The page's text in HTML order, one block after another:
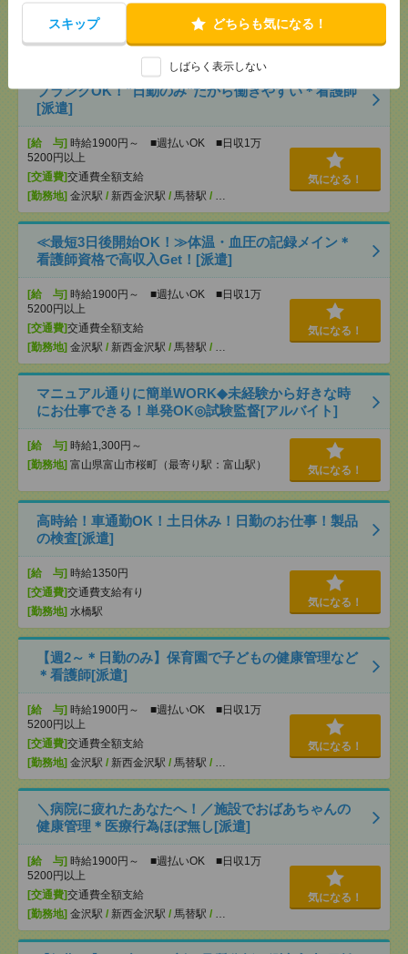
スキップ どちらも気になる！
しばらく表示しない
時給1900円～ ■週払いOK
[交通費]交通費全額支給
[勤務地]金沢駅/新西金沢駅/馬替駅/…
ブランクOK！"日勤のみ"だから働きやすい＊看護師
[派遣]
[給 与] 時給1900円～ ■週払いOK ■日収1万
5200円以上
[交通費]交通費全額支給
[勤務地] 金沢駅 / 新西金沢駅 / 馬替駅 /
気になる！
≪最短3日後開始OK！≫体温・血圧の記録メイン＊
看護師資格で高収入Get！[派遣]
[給 与] 時給1900円～ ■週払いOK ■日収1万
5200円以上
[交通費]交通費全額支給
[勤務地] 金沢駅 / 新西金沢駅 / 馬替駅 /
気になる！
マニュアル通りに簡単WORK◆未経験から好きな時
にお仕事できる！単発OK◎試験監督[アルバイト]
[給 与] 時給1,300円～
[勤務地] 富山県富山市桜町（最寄り駅：富山駅） 気になる！
高時給！車通勤OK！土日休み！日勤のお仕事！製品
の検査[派遣]
[給 与] 時給1350円
[交通費]交通費支給有り
[勤務地] 水橋駅
気になる！
【週2～＊日勤のみ】保育園で子どもの健康管理など
＊看護師[派遣]
[給 与] 時給1900円～ ■週払いOK ■日収1万
5200円以上
[交通費]交通費全額支給
[勤務地] 金沢駅 / 新西金沢駅 / 馬替駅 /
気になる！
＼病院に疲れたあなたへ！／施設でおばあちゃんの
健康管理＊医療行為ほぼ無し[派遣]
[給 与] 時給1900円～ ■週払いOK ■日収1万
5200円以上
[交通費]交通費全額支給
[勤務地] 金沢駅 / 新西金沢駅 / 馬替駅 /
気になる！